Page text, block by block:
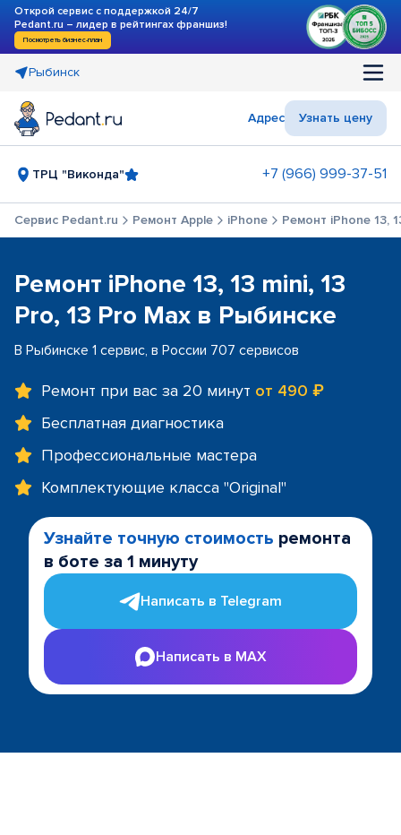
Открой сервис с поддержкой 24/7
Pedant.ru – лидер в рейтингах франшиз!
Посмотреть бизнес-план
Рыбинск
Адрес Узнать цену
ТРЦ "Виконда" +7 (966) 999-37-51
Сервис Pedant.ru Ремонт Apple iPhone Ремонт iPhone 13,
Ремонт iPhone 13, 13 mini, 13
Pro, 13 Pro Max в Рыбинске
В Рыбинске 1 сервис, в России 707 сервисов
Ремонт при вас за 20 минут от 490 ₽
Бесплатная диагностика
Профессиональные мастера
Комплектующие класса "Original"
Узнайте точную стоимость ремонта
в боте за 1 минуту
Написать в Telegram
Написать в MAX